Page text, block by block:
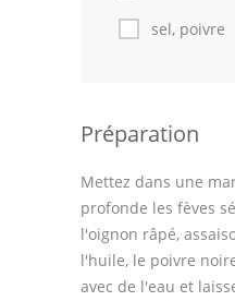
sel, poivre
Préparation
Mettez dans une
profonde les fèves
l'oignon râpé,
l'huile, le poivre
avec de l'eau et